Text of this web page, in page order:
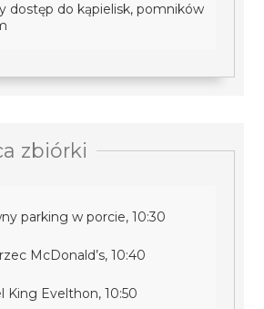
dostęp do kąpielisk, pomników
zbiórki
parking w porcie, 10:30
McDonald’s, 10:40
King Evelthon, 10:50